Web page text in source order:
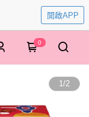
開啟APP
0
1/2